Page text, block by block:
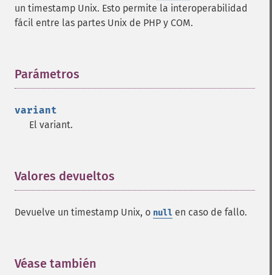
un timestamp Unix. Esto permite la interoperabilidad
fácil entre las partes Unix de PHP y COM.
Parámetros
variant
El variant.
Valores devueltos
Devuelve un timestamp Unix, o null en caso de fallo.
Véase también